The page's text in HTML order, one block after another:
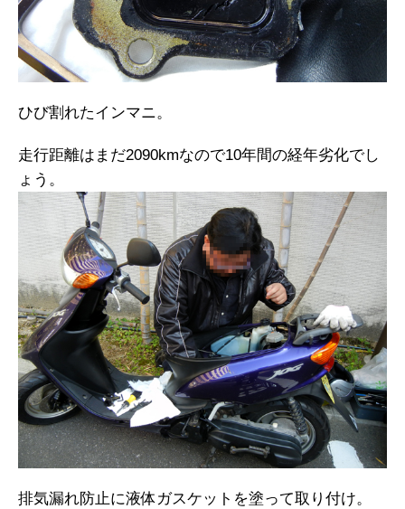
ひび割れたインマニ。
走行距離はまだ2090kmなので10年間の経年劣化でし
ょう。
排気漏れ防止に液体ガスケットを塗って取り付け。